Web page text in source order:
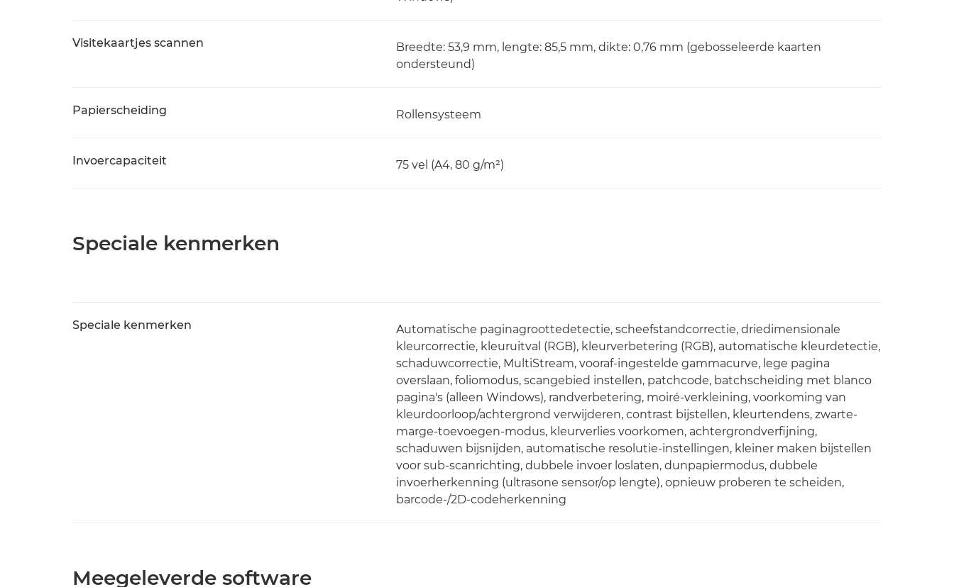
Visitekaartjes scannen
Breedte: 53,9 mm, lengte: 85,5 mm, dikte: 0,76 mm (gebosseleerde kaarten
ondersteund)
Papierscheiding Rollensysteem
Invoercapaciteit 75 vel (A4, 80 g/m²)
Speciale kenmerken
Speciale kenmerken
Automatische paginagroottedetectie, scheefstandcorrectie, driedimensionale
kleurcorrectie, kleuruitval (RGB), kleurverbetering (RGB), automatische kleurdetectie,
schaduwcorrectie, MultiStream, vooraf-ingestelde gammacurve, lege pagina
overslaan, foliomodus, scangebied instellen, patchcode, batchscheiding met blanco
pagina's (alleen Windows), randverbetering, moiré-verkleining, voorkoming van
kleurdoorloop/achtergrond verwijderen, contrast bijstellen, kleurtendens, zwarte-
marge-toevoegen-modus, kleurverlies voorkomen, achtergrondverfijning,
schaduwen bijsnijden, automatische resolutie-instellingen, kleiner maken bijstellen
voor sub-scanrichting, dubbele invoer loslaten, dunpapiermodus, dubbele
invoerherkenning (ultrasone sensor/op lengte), opnieuw proberen te scheiden,
barcode-/2D-codeherkenning
Meegeleverde software